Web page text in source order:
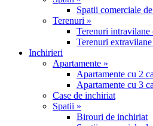
Spatii comerciale
Terenuri »
Terenuri intravilane
Terenuri
Inchirieri
Apartamente »
Apartamente cu 2
Apartamente cu 3
Case de inchiriat
Spatii »
Birouri de inchiriat